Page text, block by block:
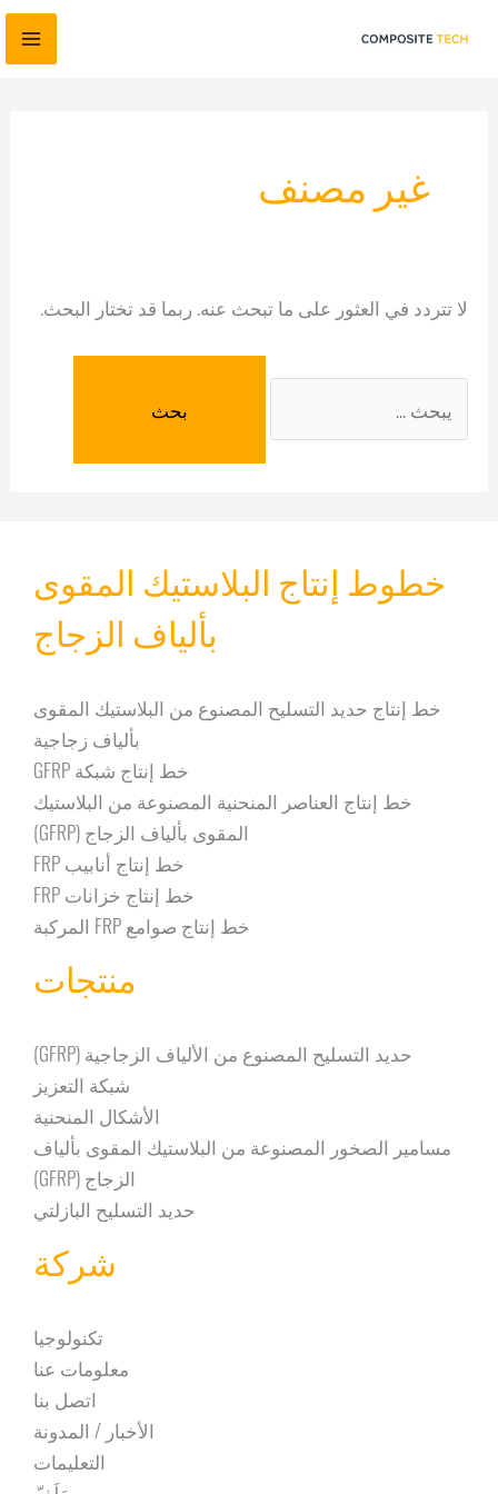
غير مصنف
لا تتردد في العثور على ما تبحث عنه. ربما قد تختار البحث.
خطوط إنتاج البلاستيك المقوى
بألياف الزجاج
خط إنتاج حديد التسليح المصنوع من البلاستيك المقوى
بألياف زجاجية
خط إنتاج شبكة GFRP
خط إنتاج العناصر المنحنية المصنوعة من البلاستيك
المقوى بألياف الزجاج (GFRP)
خط إنتاج أنابيب FRP
خط إنتاج خزانات FRP
خط إنتاج صوامع FRP المركبة
منتجات
حديد التسليح المصنوع من الألياف الزجاجية (GFRP)
شبكة التعزيز
الأشكال المنحنية
مسامير الصخور المصنوعة من البلاستيك المقوى بألياف
الزجاج (GFRP)
حديد التسليح البازلتي
شركة
تكنولوجيا
معلومات عنا
اتصل بنا
الأخبار / المدونة
التعليمات